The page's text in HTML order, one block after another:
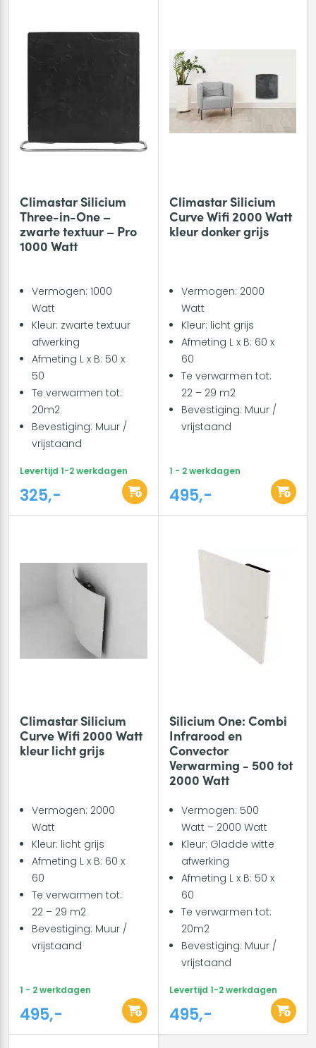
Climastar Silicium
Three-in-One –
zwarte textuur – Pro
1000 Watt
Vermogen: 1000
Watt
Kleur: zwarte textuur
afwerking
Afmeting L x B: 50 x
50
Te verwarmen tot:
20m2
Bevestiging: Muur /
vrijstaand
Levertijd 1-2 werkdagen
325,-
Climastar Silicium
Curve Wifi 2000 Watt
kleur donker grijs
Vermogen: 2000
Watt
Kleur: licht grijs
Afmeting L x B: 60 x
60
Te verwarmen tot:
22 – 29 m2
Bevestiging: Muur /
vrijstaand
1 - 2 werkdagen
495,-
Climastar Silicium
Curve Wifi 2000 Watt
kleur licht grijs
Vermogen: 2000
Watt
Kleur: licht grijs
Afmeting L x B: 60 x
60
Te verwarmen tot:
22 – 29 m2
Bevestiging: Muur /
vrijstaand
1 - 2 werkdagen
495,-
Silicium One: Combi
Infrarood en
Convector
Verwarming - 500 tot
2000 Watt
Vermogen: 500
Watt – 2000 Watt
Kleur: Gladde witte
afwerking
Afmeting L x B: 50 x
60
Te verwarmen tot:
20m2
Bevestiging: Muur /
vrijstaand
Levertijd 1-2 werkdagen
495,-